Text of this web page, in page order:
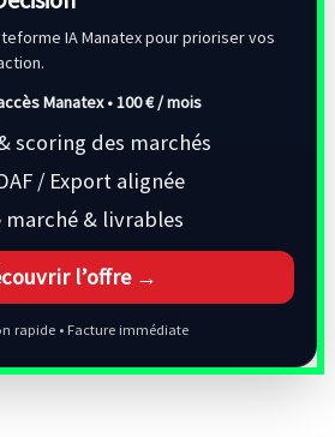
IA Manatex pour prioriser vos
Manatex •100 € / mois
scoring des marchés
/ Export alignée
marché & livrables
l’offre →
rapide • Facture immédiate